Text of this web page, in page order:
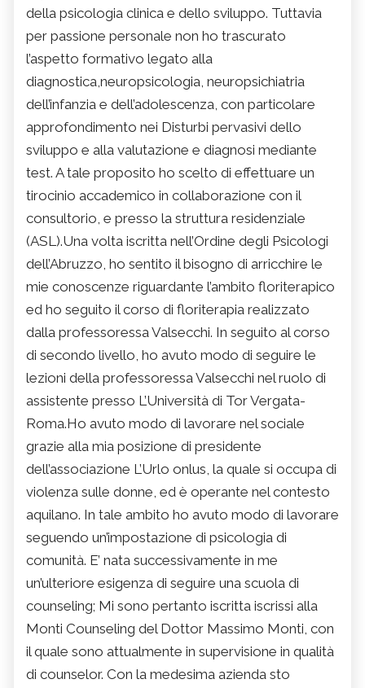
della psicologia clinica e dello sviluppo. Tuttavia
per passione personale non ho trascurato
l’aspetto formativo legato alla
diagnostica,neuropsicologia, neuropsichiatria
dell’infanzia e dell’adolescenza, con particolare
approfondimento nei Disturbi pervasivi dello
sviluppo e alla valutazione e diagnosi mediante
test. A tale proposito ho scelto di effettuare un
tirocinio accademico in collaborazione con il
consultorio, e presso la struttura residenziale
(ASL).Una volta iscritta nell’Ordine degli Psicologi
dell’Abruzzo, ho sentito il bisogno di arricchire le
mie conoscenze riguardante l’ambito floriterapico
ed ho seguito il corso di floriterapia realizzato
dalla professoressa Valsecchi. In seguito al corso
di secondo livello, ho avuto modo di seguire le
lezioni della professoressa Valsecchi nel ruolo di
assistente presso L’Università di Tor Vergata-
Roma.Ho avuto modo di lavorare nel sociale
grazie alla mia posizione di presidente
dell’associazione L’Urlo onlus, la quale si occupa di
violenza sulle donne, ed è operante nel contesto
aquilano. In tale ambito ho avuto modo di lavorare
seguendo un’impostazione di psicologia di
comunità. E’ nata successivamente in me
un’ulteriore esigenza di seguire una scuola di
counseling; Mi sono pertanto iscritta iscrissi alla
Monti Counseling del Dottor Massimo Monti, con
il quale sono attualmente in supervisione in qualità
di counselor. Con la medesima azienda sto